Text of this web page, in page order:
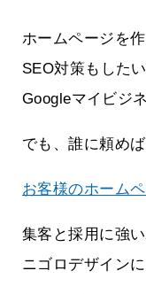
ホームページを
SEO対策もしたい
Googleマイビジ
でも、誰に頼め
お客様のホーム
集客と採用に強
ニゴロデザイン